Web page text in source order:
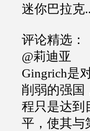
迷你巴拉克
评论精选：
@莉迪亚
Gingrich是
削弱的强国
程只是达到
平，使其与